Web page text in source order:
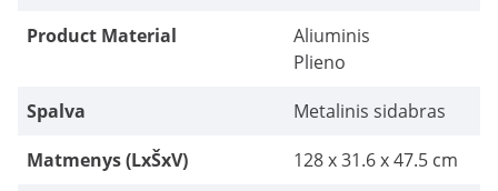
Product Material
Aliuminis
Plieno
Spalva
Metalinis sidabras
Matmenys (LxŠxV)
128 x 31.6 x 47.5 cm